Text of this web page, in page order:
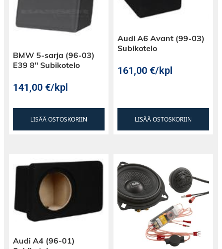
BMW 5-sarja (96-03)
E39 8″ Subikotelo
141,00€/kpl
LISÄÄ OSTOSKORIIN
Audi A6 Avant (99-03)
Subikotelo
161,00€/kpl
LISÄÄ OSTOSKORIIN
Audi A4 (96-01)